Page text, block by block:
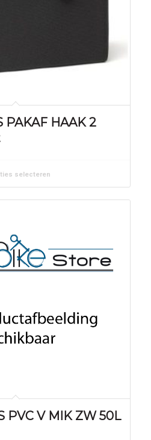
PAKAF HAAK 2
selecteren
PVC V MIK ZW 50L